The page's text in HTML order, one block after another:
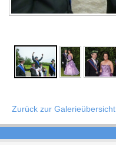
Zurück zur Galerieübersicht